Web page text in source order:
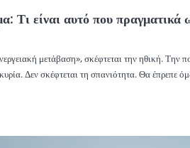
Τι είναι αυτό που πραγματικά
μετάβαση», σκέφτεται την ηθική. Την
Δεν σκέφτεται τη σπανιότητα. Θα έπρεπε